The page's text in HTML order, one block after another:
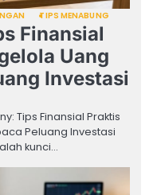
TIPS MENABUNG
Finansial
Uang
Investasi
Tips Finansial Praktis
Peluang Investasi
kunci…